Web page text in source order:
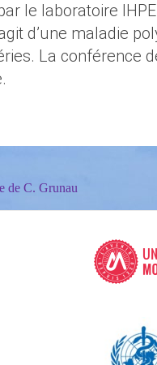
le laboratoire
d’une maladie
La conférence
de C. Grunau